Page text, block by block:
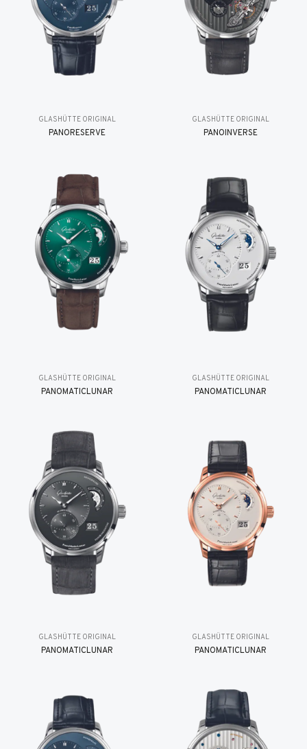
GLASHÜTTE ORIGINAL
PANORESERVE
GLASHÜTTE ORIGINAL
PANOINVERSE
GLASHÜTTE ORIGINAL
PANOMATICLUNAR
GLASHÜTTE ORIGINAL
PANOMATICLUNAR
GLASHÜTTE ORIGINAL
PANOMATICLUNAR
GLASHÜTTE ORIGINAL
PANOMATICLUNAR